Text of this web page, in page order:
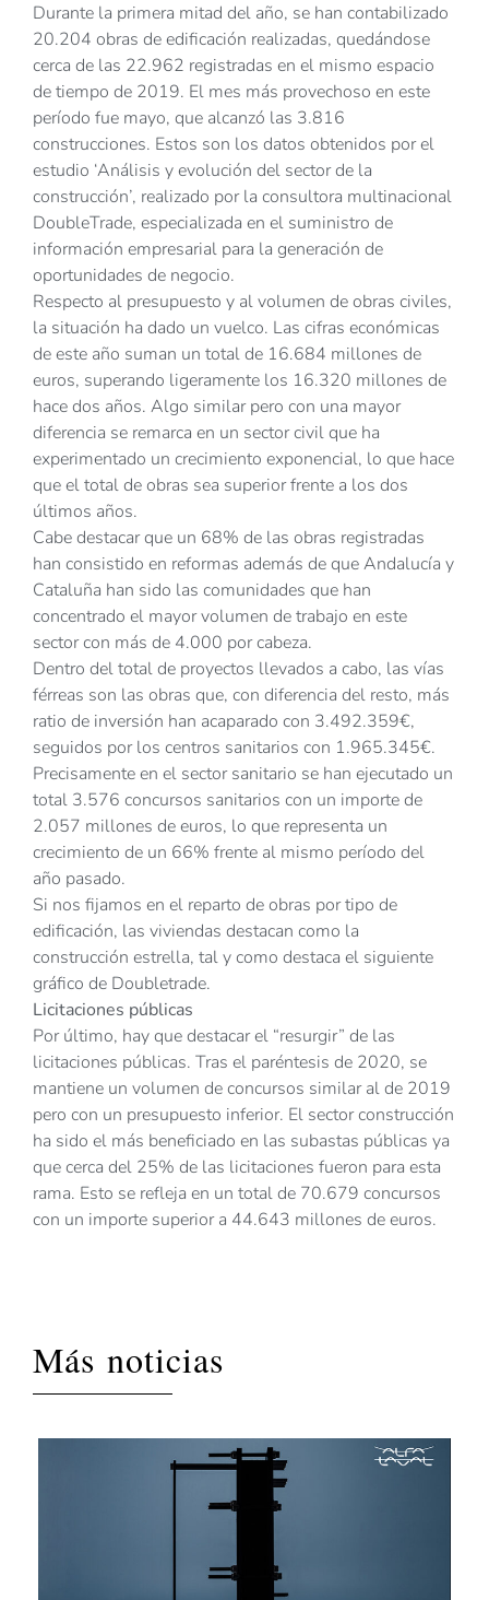
Durante la primera mitad del año, se han contabilizado
20.204 obras de edificación realizadas, quedándose
cerca de las 22.962 registradas en el mismo espacio
de tiempo de 2019. El mes más provechoso en este
período fue mayo, que alcanzó las 3.816
construcciones. Estos son los datos obtenidos por el
estudio ‘Análisis y evolución del sector de la
construcción’, realizado por la consultora multinacional
DoubleTrade, especializada en el suministro de
información empresarial para la generación de
oportunidades de negocio.
Respecto al presupuesto y al volumen de obras civiles,
la situación ha dado un vuelco. Las cifras económicas
de este año suman un total de 16.684 millones de
euros, superando ligeramente los 16.320 millones de
hace dos años. Algo similar pero con una mayor
diferencia se remarca en un sector civil que ha
experimentado un crecimiento exponencial, lo que hace
que el total de obras sea superior frente a los dos
últimos años.
Cabe destacar que un 68% de las obras registradas
han consistido en reformas además de que Andalucía y
Cataluña han sido las comunidades que han
concentrado el mayor volumen de trabajo en este
sector con más de 4.000 por cabeza.
Dentro del total de proyectos llevados a cabo, las vías
férreas son las obras que, con diferencia del resto, más
ratio de inversión han acaparado con 3.492.359€,
seguidos por los centros sanitarios con 1.965.345€.
Precisamente en el sector sanitario se han ejecutado un
total 3.576 concursos sanitarios con un importe de
2.057 millones de euros, lo que representa un
crecimiento de un 66% frente al mismo período del
año pasado.
Si nos fijamos en el reparto de obras por tipo de
edificación, las viviendas destacan como la
construcción estrella, tal y como destaca el siguiente
gráfico de Doubletrade.
Licitaciones públicas
Por último, hay que destacar el “resurgir” de las
licitaciones públicas. Tras el paréntesis de 2020, se
mantiene un volumen de concursos similar al de 2019
pero con un presupuesto inferior. El sector construcción
ha sido el más beneficiado en las subastas públicas ya
que cerca del 25% de las licitaciones fueron para esta
rama. Esto se refleja en un total de 70.679 concursos
con un importe superior a 44.643 millones de euros.
Más noticias